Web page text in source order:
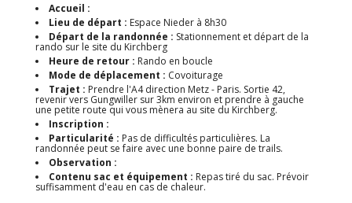
Accueil :
Lieu de départ : Espace Nieder à 8h30
Départ de la randonnée : Stationnement et départ de la
rando sur le site du Kirchberg
Heure de retour : Rando en boucle
Mode de déplacement : Covoiturage
Trajet : Prendre l'A4 direction Metz - Paris. Sortie 42,
revenir vers Gungwiller sur 3km environ et prendre à gauche
une petite route qui vous mènera au site du Kirchberg.
Inscription :
Particularité : Pas de difficultés particulières. La
randonnée peut se faire avec une bonne paire de trails.
Observation :
Contenu sac et équipement : Repas tiré du sac. Prévoir
suffisamment d'eau en cas de chaleur.